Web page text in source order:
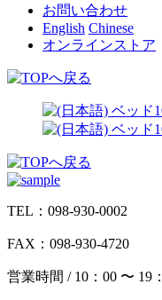
お問い合わせ
English Chinese
オンラインストア
TEL：098-930-0002
FAX：098-930-4720
営業時間 / 10：00 〜 19